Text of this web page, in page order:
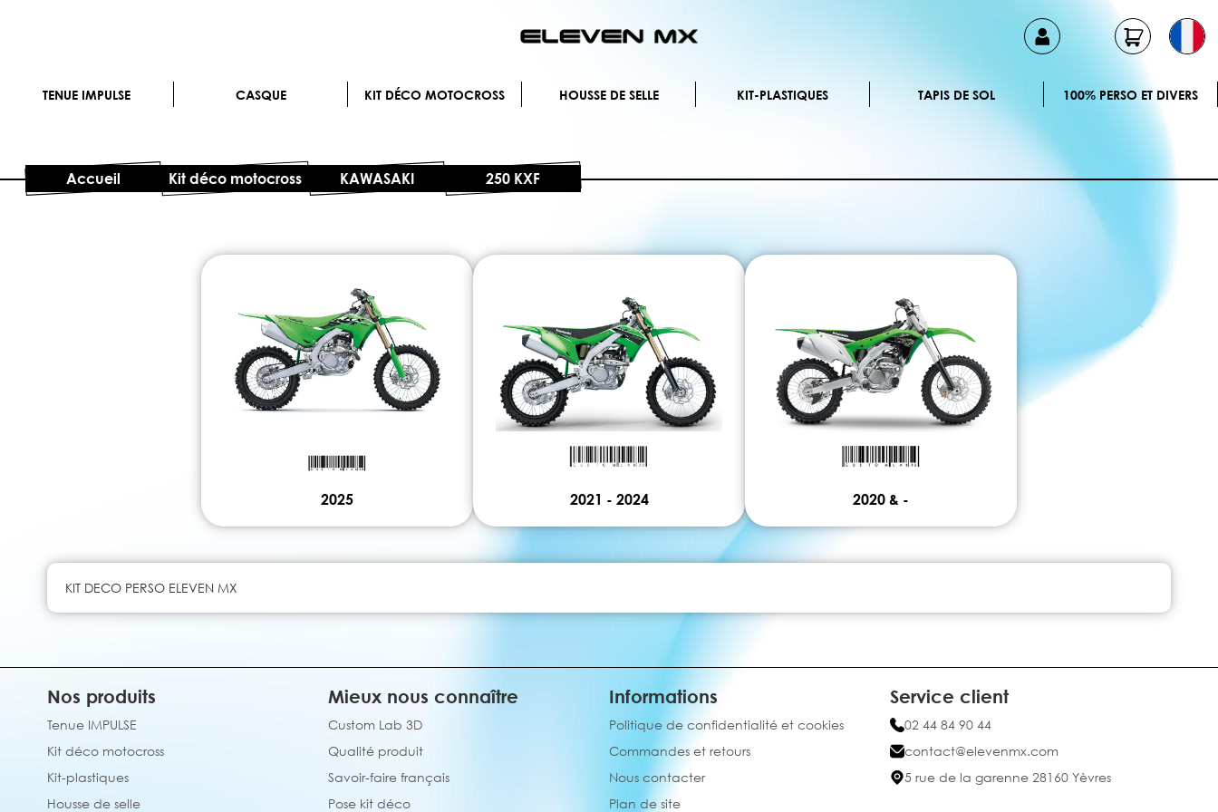
au
TENUE IMPULSE CASQUE KIT DÉCO MOTOCROSS HOUSSE DE SELLE KIT-PLASTIQUES TAPIS DE SOL 100% PERSO ET DIVERS
Accueil Kit déco motocross KAWASAKI 250 KXF
2025 2021 - 2024 2020 & -
KIT DECO PERSO ELEVEN MX
Nos produits
Tenue IMPULSE
Kit déco motocross
Kit-plastiques
Housse de selle
Mieux nous connaître
Custom Lab 3D
Qualité produit
Savoir-faire français
Pose kit déco
Informations
Politique de confidentialité et cookies
Commandes et retours
Nous contacter
Plan de site
Service client
02 44 84 90 44
contact@elevenmx.com
5 rue de la garenne 28160 Yèvres